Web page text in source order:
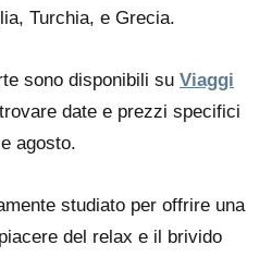
Turchia, e Grecia.
sono disponibili su Viaggi
date e prezzi specifici
agosto.
studiato per offrire una
del relax e il brivido